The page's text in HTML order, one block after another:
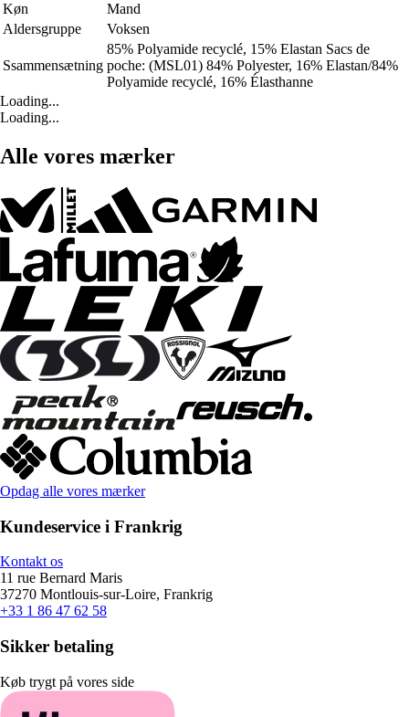
Køn
Mand
Aldersgruppe
Voksen
Ssammensætning
85% Polyamide recyclé, 15% Elastan Sacs de
poche: (MSL01) 84% Polyester, 16% Elastan/84%
Polyamide recyclé, 16% Élasthanne
Loading...
Loading...
Alle vores mærker
Opdag alle vores mærker
Kundeservice i Frankrig
Kontakt os
11 rue Bernard Maris
37270 Montlouis-sur-Loire, Frankrig
+33 1 86 47 62 58
Sikker betaling
Køb trygt på vores side